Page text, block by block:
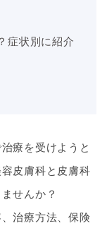
症状別に紹介
療を受けようと
皮膚科と皮膚科
せんか？
治療方法、保険